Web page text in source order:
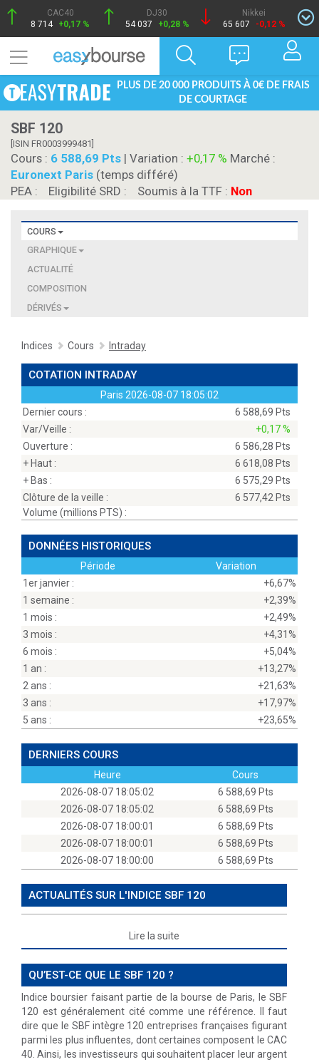
CAC40
8 714 +0,17 %
DJ30
54 037
+0,28 %
Nikkei
65 607
-0,12 %
PLUS DE 20 000 PRODUITS À 0€ DE FRAIS
DE COURTAGE
SBF 120
[ISIN FR0003999481]
Cours : 6 588,69 Pts | Variation : +0,17 % Marché :
Euronext Paris (temps différé)
PEA :
Eligibilité SRD : Soumis à la TTF : Non
COURS
GRAPHIQUE
ACTUALITÉ
COMPOSITION
DÉRIVÉS
Indices Cours Intraday
COTATION INTRADAY
Paris 2026-08-07 18:05:02
Dernier cours :
6 588,69 Pts
Var/Veille :
+0,17 %
Ouverture :
6 586,28 Pts
+ Haut :
6 618,08 Pts
+ Bas :
6 575,29 Pts
Clôture de la veille :
6 577,42 Pts
Volume (millions PTS) :
DONNÉES HISTORIQUES
Période
Variation
1er janvier :
+6,67%
1 semaine :
+2,39%
1 mois :
+2,49%
3 mois :
+4,31%
6 mois :
+5,04%
1 an :
+13,27%
2 ans :
+21,63%
3 ans :
+17,97%
5 ans :
+23,65%
DERNIERS COURS
Heure
Cours
2026-08-07 18:05:02
6 588,69 Pts
2026-08-07 18:05:02
6 588,69 Pts
2026-08-07 18:00:01
6 588,69 Pts
2026-08-07 18:00:01
6 588,69 Pts
2026-08-07 18:00:00
6 588,69 Pts
ACTUALITÉS SUR L'INDICE SBF 120
Lire la suite
QU’EST-CE QUE LE SBF 120 ?
Indice boursier faisant partie de la bourse de Paris, le SBF
120 est généralement cité comme une référence. Il faut
dire que le SBF intègre 120 entreprises françaises figurant
parmi les plus influentes, dont certaines composent le CAC
40. Ainsi, les investisseurs qui souhaitent placer leur argent